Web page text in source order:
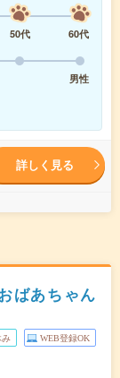
50代
60代
男性
詳しく見る
ばあちゃん
WEB登録OK